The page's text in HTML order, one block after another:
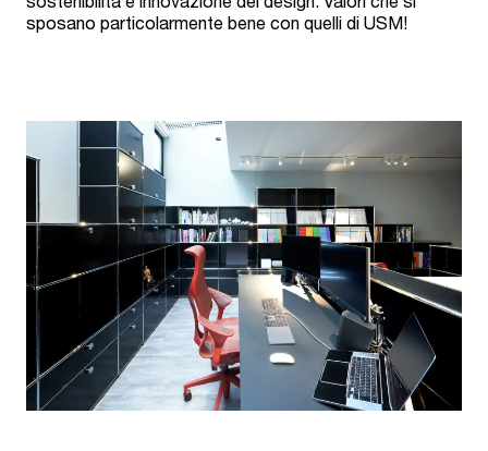
sposano particolarmente bene con quelli di USM!